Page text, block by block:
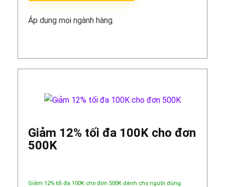
Áp dụng mọi ngành hàng.
Giảm 12% tối đa 100K cho đơn
500K
Giảm 12% tối đa 100K cho đơn 500K dành cho người dùng.